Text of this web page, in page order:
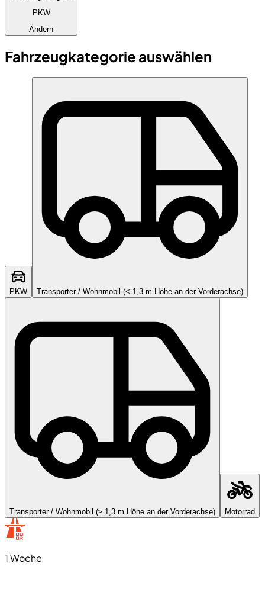
PKW
Ändern
Fahrzeugkategorie auswählen
PKW Transporter / Wohnmobil (< 1,3 m Höhe an der Vorderachse)
Transporter / Wohnmobil (≥ 1,3 m Höhe an der Vorderachse) Motorrad
1 Woche